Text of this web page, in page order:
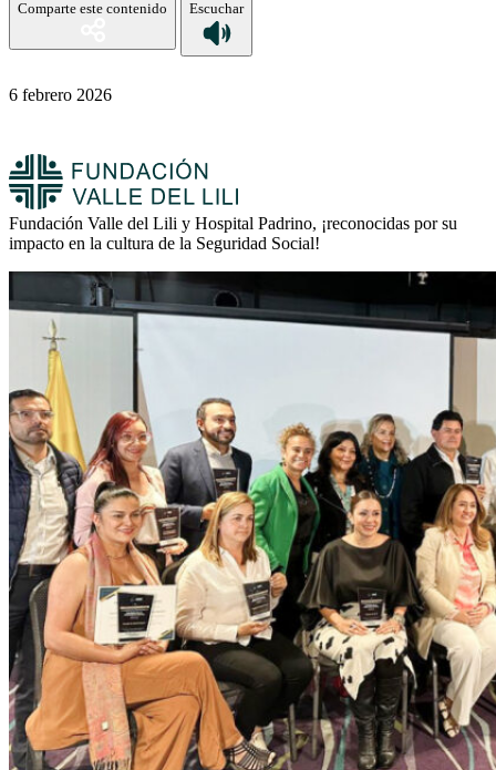
Comparte este contenido Escuchar
6 febrero 2026
Fundación Valle del Lili y Hospital Padrino, ¡reconocidas por su
impacto en la cultura de la Seguridad Social!